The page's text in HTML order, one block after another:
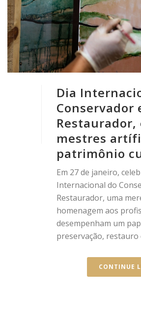
Dia
Conservador
Restaurador,
mestres
patrimônio
Em 27 de janeiro,
Internacional do
Restaurador, uma
homenagem aos
desempenham um
preservação, restauro
CONTINUE